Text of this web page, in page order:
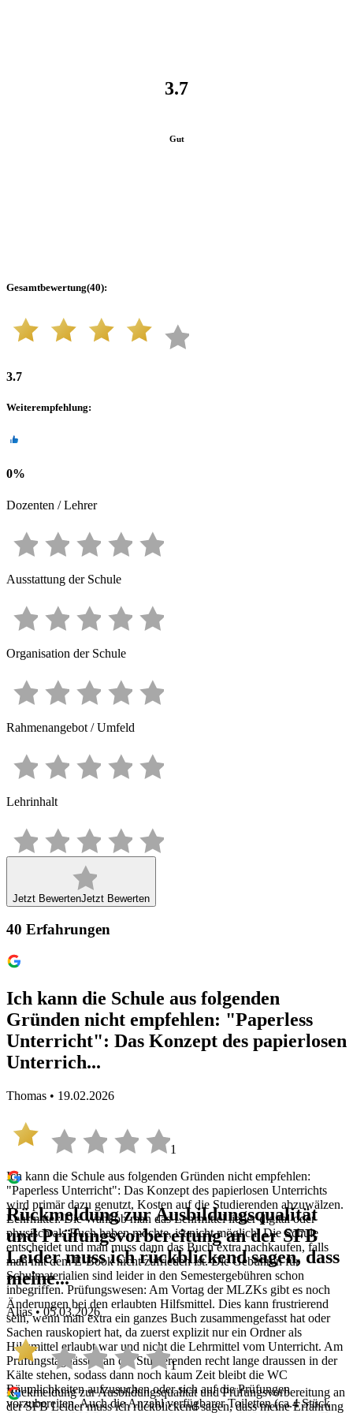
3.7
Gut
Gesamtbewertung(40):
3.7
Weiterempfehlung:
0%
Dozenten / Lehrer
Ausstattung der Schule
Organisation der Schule
Rahmenangebot / Umfeld
Lehrinhalt
Jetzt BewertenJetzt Bewerten
40 Erfahrungen
Ich kann die Schule aus folgenden
Gründen nicht empfehlen: "Paperless
Unterricht": Das Konzept des papierlosen
Unterrich...
Thomas • 19.02.2026
1
Ich kann die Schule aus folgenden Gründen nicht empfehlen:
"Paperless Unterricht": Das Konzept des papierlosen Unterrichts
wird primär dazu genutzt, Kosten auf die Studierenden abzuwälzen.
Lehrmittel: Die Wahl ob man das Lehrmittel lieber digital oder
physisch als Buch haben möchte, ist nicht möglich. Die Schule
entscheidet und man muss dann das Buch extra nachkaufen, falls
man mit dem E-Book nicht zufrieden ist. Die Gebühren für
Schulmaterialien sind leider in den Semestergebühren schon
inbegriffen. Prüfungswesen: Am Vortag der MLZKs gibt es noch
Änderungen bei den erlaubten Hilfsmittel. Dies kann frustrierend
sein, wenn man extra ein ganzes Buch zusammengefasst hat oder
Sachen rauskopiert hat, da zuerst explizit nur ein Ordner als
Hilfsmittel erlaubt war und nicht die Lehrmittel vom Unterricht. Am
Prüfungstag lässt man die Studierenden recht lange draussen in der
Kälte stehen, sodass dann noch kaum Zeit bleibt die WC
Räumlichkeiten aufzusuchen oder sich auf die Prüfungen
vorzubereiten. Auch die Anzahl verfügbarer Toiletten (ca.4 Stück
Rückmeldung zur Ausbildungsqualität
und Prüfungsvorbereitung an der SFB
Leider muss ich rückblickend sagen, dass
meine...
Alias • 05.03.2026
1
Rückmeldung zur Ausbildungsqualität und Prüfungsvorbereitung an
der SFB Leider muss ich rückblickend sagen, dass meine Erfahrung